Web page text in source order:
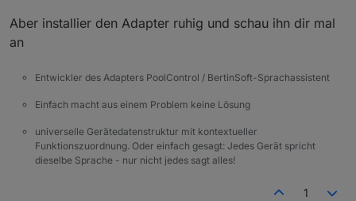
Aber installier den Adapter ruhig und schau ihn dir mal
an
Entwickler des Adapters PoolControl / BertinSoft-Sprachassistent
Einfach macht aus einem Problem keine Lösung
universelle Gerätedatenstruktur mit kontextueller
Funktionszuordnung. Oder einfach gesagt: Jedes Gerät spricht
dieselbe Sprache - nur nicht jedes sagt alles!
1